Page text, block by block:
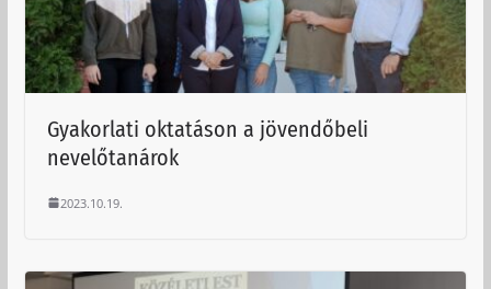
Gyakorlati oktatáson a jövendőbeli
nevelőtanárok
2023.10.19.